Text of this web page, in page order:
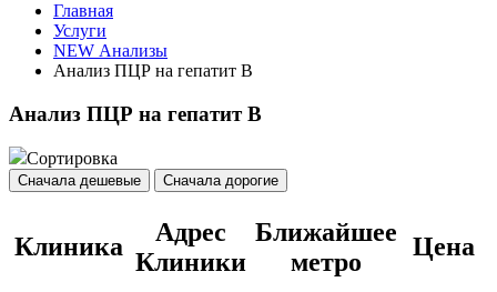
Главная
Услуги
NEW Анализы
Анализ ПЦР на гепатит B
Анализ ПЦР на гепатит B
Сортировка
Сначала дешевые Сначала дорогие
Клиника
Адрес
Клиники
Ближайшее
метро
Цена